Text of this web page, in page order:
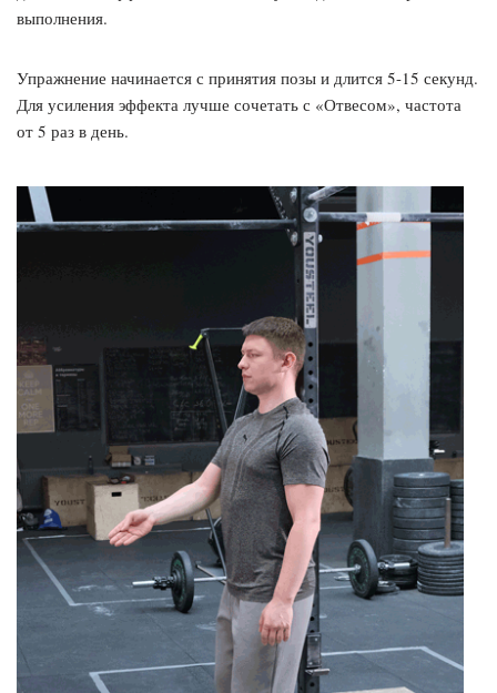
выполнения.
Упражнение начинается с принятия позы и длится 5-15 секунд.
Для усиления эффекта лучше сочетать с «Отвесом», частота
от 5 раз в день.